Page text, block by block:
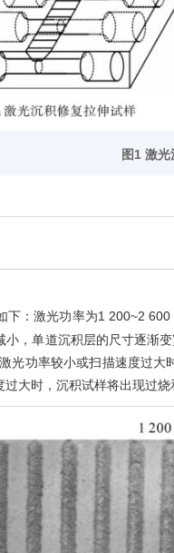
图1 激
下：激光功率为1 200~2
，单道沉积层的尺寸逐渐
光功率较小或扫描速度过大
大时，沉积试样将出现过